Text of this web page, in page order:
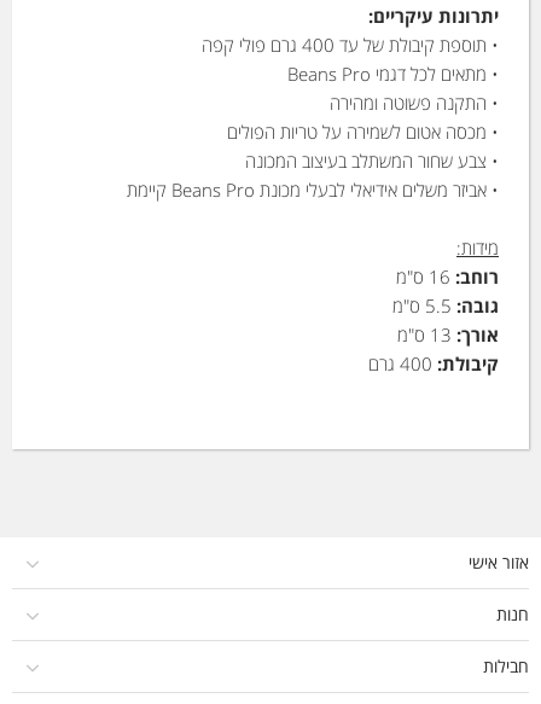
יתרונות עיקריים:
• תוספת קיבולת של עד 400 גרם פולי קפה
• מתאים לכל דגמי Beans Pro
• התקנה פשוטה ומהירה
• מכסה אטום לשמירה על טריות הפולים
• צבע שחור המשתלב בעיצוב המכונה
• אביזר משלים אידיאלי לבעלי מכונת Beans Pro קיימת
מידות:
רוחב:
גובה:
אורך:
קיבולת:
אזור אישי
חנות
חבילות